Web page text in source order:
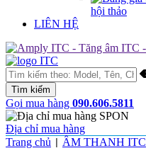
hội thảo
LIÊN HỆ
Gọi mua hàng 090.606.5811
Địa chỉ mua hàng
Trang chủ
ÂM THANH ITC